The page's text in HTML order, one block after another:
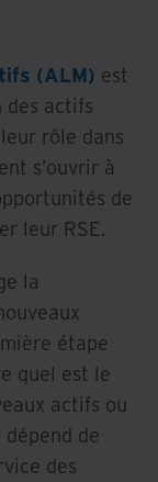
(ALM) est
des actifs
rôle dans
s’ouvrir à
de
leur RSE.
la
étape
quel est le
actifs ou
de
des